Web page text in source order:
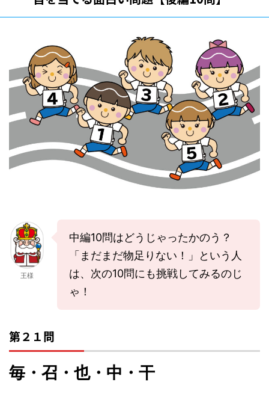
王様
中編10問はどうじゃったかのう？
「まだまだ物足りない！」という人
は、次の10問にも挑戦してみるのじ
ゃ！
第２１問
毎・召・也・中・干